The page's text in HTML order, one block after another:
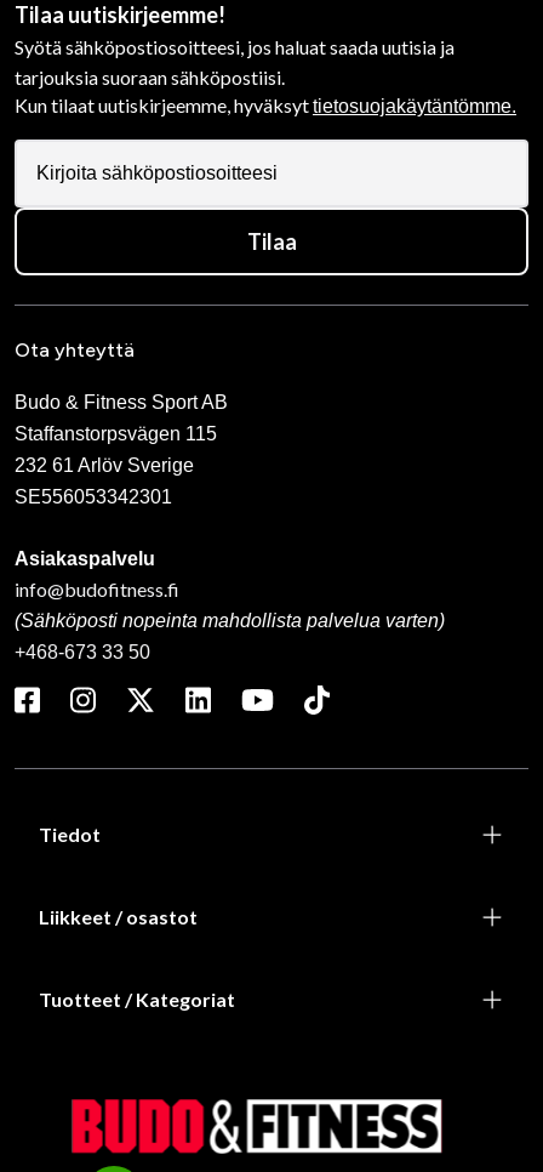
Tilaa uutiskirjeemme!
Syötä sähköpostiosoitteesi, jos haluat saada uutisia ja
tarjouksia suoraan sähköpostiisi.
Kun tilaat uutiskirjeemme, hyväksyttietosuojakäytäntömme.
Tilaa
Ota yhteyttä
Budo & Fitness Sport AB
Staffanstorpsvägen 115
232 61 Arlöv Sverige
SE556053342301
Asiakaspalvelu
info@budofitness.fi
(Sähköposti nopeinta mahdollista palvelua varten)
+468-673 33 50
Tiedot
Liikkeet / osastot
Tuotteet / Kategoriat